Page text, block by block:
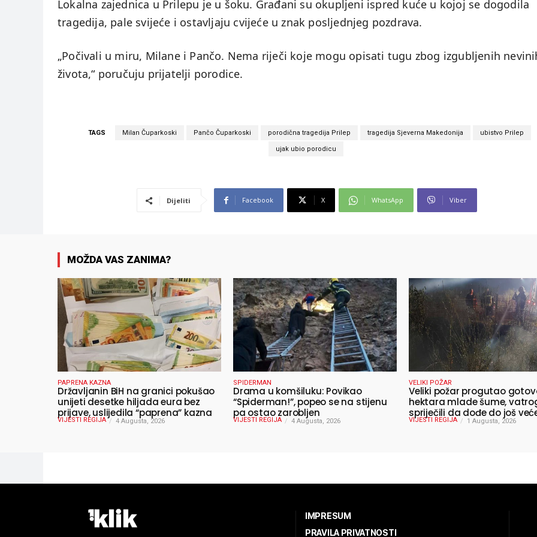
Lokalna zajednica u Prilepu je u šoku. Građani su okupljeni ispred kuće u kojoj se dogodila
tragedija, pale svijeće i ostavljaju cvijeće u znak posljednjeg pozdrava.
„Počivali u miru, Milane i Pančo. Nema riječi koje mogu opisati tugu zbog izgubljenih
života,“ poručuju prijatelji porodice.
TAGS Milan Čuparkoski Pančo Čuparkoski porodična tragedija Prilep tragedija Sjeverna Makedonija ubistvo Prilep
ujak ubio porodicu
Dijeliti Facebook X WhatsApp Viber
MOŽDA VAS ZANIMA?
PAPRENA KAZNA
Državljanin BiH na granici pokušao
unijeti desetke hiljada eura bez
prijave, uslijedila “paprena” kazna
VIJESTI REGIJA 4 Augusta, 2026
SPIDERMAN
Drama u komšiluku: Povikao
“Spiderman!”, popeo se na stijenu
pa ostao zarobljen
VIJESTI REGIJA 4 Augusta, 2026
VELIKI POŽAR
Veliki požar progutao
hektara mlade šume,
spriječili da dođe do još
katastrofe
VIJESTI REGIJA 1 Augusta, 2026
IMPRESUM
PRAVILA PRIVATNOSTI